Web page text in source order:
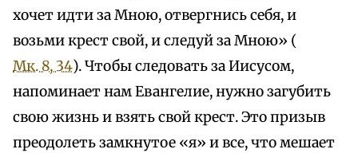
хочет идти за Мною, отвергнись себя, и
возьми крест свой, и следуй за Мною» (
Мк. 8, 34). Чтобы следовать за Иисусом,
напоминает нам Евангелие, нужно загубить
свою жизнь и взять свой крест. Это призыв
преодолеть замкнутое «я» и все, что мешает